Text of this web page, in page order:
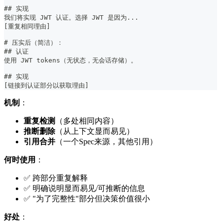
## 实现
我们将实现 JWT 认证。选择 JWT 是因为...
[重复相同理由]
# 压实后（简洁）：
## 认证
使用 JWT tokens（无状态，无会话存储）。
## 实现
[链接到认证部分以获取理由]
机制 ：
重复检测
（多处相同内容）
推断删除（从上下文显而易见）
引用合并 （一个Spec来源，其他引用）
何时使用 ：
✅ 跨部分重复解释
✅ 明确说明显而易见/可推断的信息
✅ "为了完整性"部分但决策价值很小
好处 ：